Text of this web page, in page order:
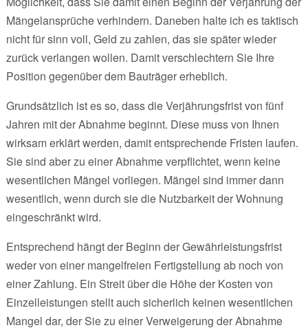
Mängelansprüche verhindern. Daneben halte ich es taktisch
nicht für sinn voll, Geld zu zahlen, das sie später wieder
zurück verlangen wollen. Damit verschlechtern Sie Ihre
Position gegenüber dem Bauträger erheblich.
Grundsätzlich ist es so, dass die Verjährungsfrist von fünf
Jahren mit der Abnahme beginnt. Diese muss von Ihnen
wirksam erklärt werden, damit entsprechende Fristen laufen.
Sie sind aber zu einer Abnahme verpflichtet, wenn keine
wesentlichen Mängel vorliegen. Mängel sind immer dann
wesentlich, wenn durch sie die Nutzbarkeit der Wohnung
eingeschränkt wird.
Entsprechend hängt der Beginn der Gewährleistungsfrist
weder von einer mangelfreien Fertigstellung ab noch von
einer Zahlung. Ein Streit über die Höhe der Kosten von
Einzelleistungen stellt auch sicherlich keinen wesentlichen
Mangel dar, der Sie zu einer Verweigerung der Abnahme